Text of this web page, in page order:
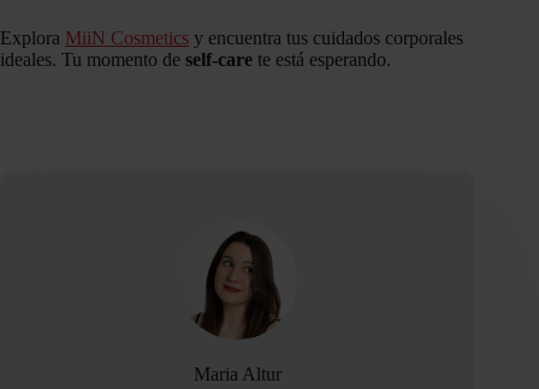
Explora MiiN Cosmetics y encuentra tus cuidados corporales
ideales. Tu momento de self-care te está esperando.
Maria Altur